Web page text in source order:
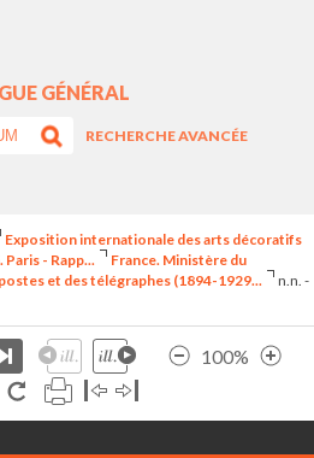
GÉNÉRAL
RECHERCHE AVANCÉE
Exposition internationale des arts décoratifs
- Rapp...
France. Ministère du
et des télégraphes (1894-1929...
n.n. -
100%